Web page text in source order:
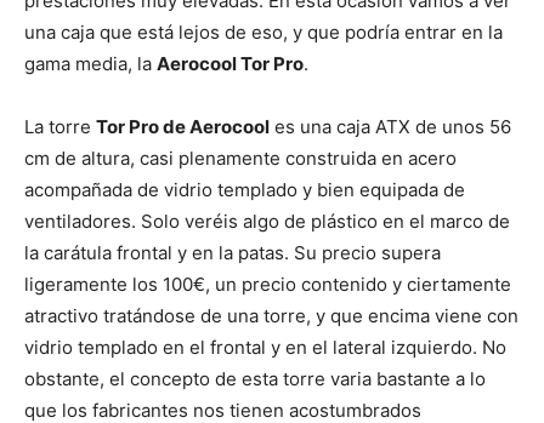
una caja que está lejos de eso, y que podría entrar en la
gama media, la Aerocool Tor Pro.
La torre Tor Pro de Aerocool es una caja ATX de unos 56
cm de altura, casi plenamente construida en acero
acompañada de vidrio templado y bien equipada de
ventiladores. Solo veréis algo de plástico en el marco de
la carátula frontal y en la patas. Su precio supera
ligeramente los 100€, un precio contenido y ciertamente
atractivo tratándose de una torre, y que encima viene con
vidrio templado en el frontal y en el lateral izquierdo. No
obstante, el concepto de esta torre varia bastante a lo
que los fabricantes nos tienen acostumbrados